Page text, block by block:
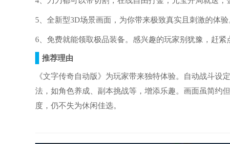
5、全新型3D场景画面，为你带来极致真实且刺激的体验
6、免费就能领取极品装备。感兴趣的玩家别犹豫，赶紧
推荐理由
《文字传奇自动版》为玩家带来独特体验。自动战斗
法，如角色养成、副本挑战等，增添乐趣。画面虽简约
度，仍不失为休闲佳选。